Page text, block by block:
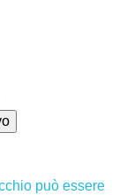
può essere